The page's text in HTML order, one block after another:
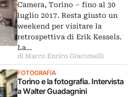
Camera, Torino – fino al 30
luglio 2017. Resta giusto un
weekend per visitare la
retrospettiva di Erik Kessels.
La…
di Marco Enrico Giacomelli
FOTOGRAFIA
Torino e la fotografia. Intervista
a Walter Guadagnini